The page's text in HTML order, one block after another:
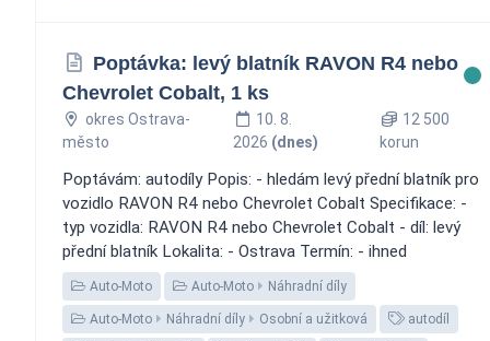
Poptávka: levý blatník RAVON R4 nebo
Chevrolet Cobalt, 1 ks
okres Ostrava-
město
10. 8.
2026 (dnes)
12 500
korun
Poptávám: autodíly Popis: - hledám levý přední blatník pro
vozidlo RAVON R4 nebo Chevrolet Cobalt Specifikace: -
typ vozidla: RAVON R4 nebo Chevrolet Cobalt - díl: levý
přední blatník Lokalita: - Ostrava Termín: - ihned
Auto-Moto Auto-Moto Náhradní díly
Auto-Moto Náhradní díly Osobní a užitková autodíl